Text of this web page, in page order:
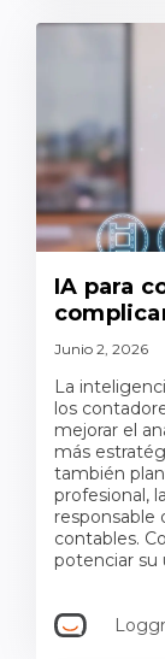
IA para
Junio 2, 2026
La
los
mejorar el
más
también
profesional,
responsable
contables.
potenciar su